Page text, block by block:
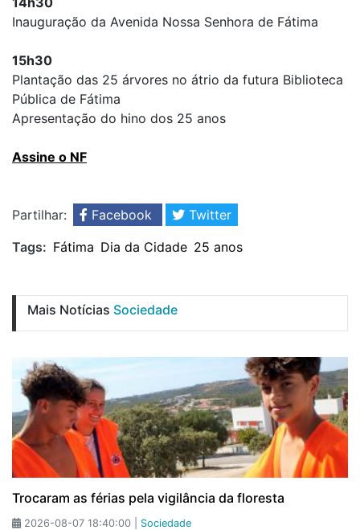
Inauguração da Avenida Nossa Senhora de Fátima
15h30
Plantação das 25 árvores no átrio da futura Biblioteca
Pública de Fátima
Apresentação do hino dos 25 anos
Assine o NF
Partilhar: Facebook
Twitter
Tags: Fátima Dia da Cidade 25 anos
Mais Notícias Sociedade
Trocaram as férias pela vigilância da floresta
2026-08-07 18:40:00 | Sociedade